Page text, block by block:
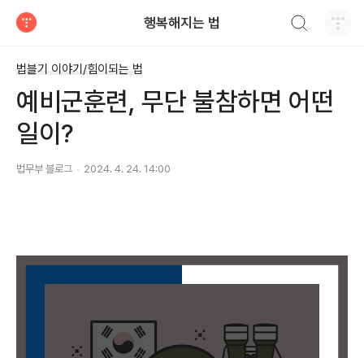
행복해지는 법
법블기 이야기/힘이되는 법
예비군훈련, 무단 불참하면 어떤
일이?
법무부 블로그 2024. 4. 24. 14:00